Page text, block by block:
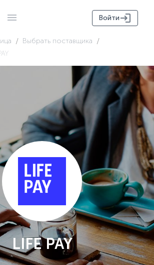
Войти
/ Выбрать поставщика /
LIFE PAY